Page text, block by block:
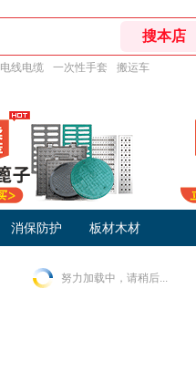
电线电缆 一次性手套 搬运车
消保防护 板材木材
努力加载中，请稍后...